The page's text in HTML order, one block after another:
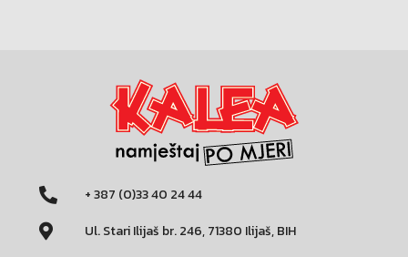
+ 387 (0)33 40 24 44
Ul. Stari Ilijaš br. 246, 71380 Ilijaš, BIH